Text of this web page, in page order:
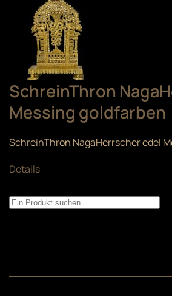
SchreinThron
Messing goldfarben
SchreinThron NagaHerrscher edel
Details